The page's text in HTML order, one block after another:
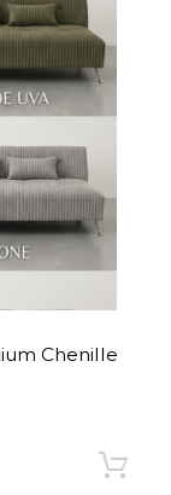
Chenille